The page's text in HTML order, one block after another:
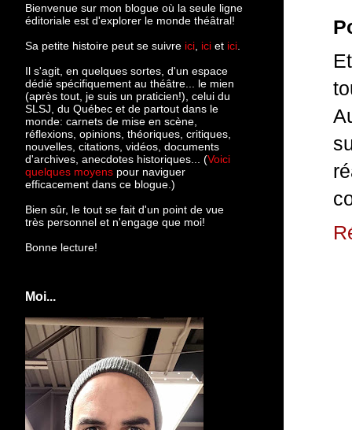
Bienvenue sur mon blogue où la seule ligne
éditoriale est d'explorer le monde théâtral!
Sa petite histoire peut se suivre ici ici et ici
Il s'agit, en quelques sortes, d'un espace
dédié spécifiquement au théâtre... le mien
(après tout, je suis un praticien!), celui du
SLSJ, du Québec et de partout dans le
monde: carnets de mise en scène,
réflexions, opinions, théoriques, critiques,
nouvelles, citations, vidéos, documents
d'archives, anecdotes historiques... (Voici
quelques moyens pour naviguer
efficacement dans ce blogue.)
Bien sûr, le tout se fait d'un point de vue
très personnel et n'engage que moi!
Bonne lecture!
Moi...